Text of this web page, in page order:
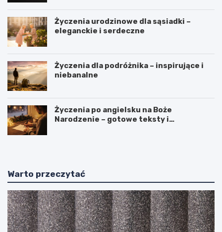
Życzenia urodzinowe dla sąsiadki –
eleganckie i serdeczne
Życzenia dla podróżnika – inspirujące i
niebanalne
Życzenia po angielsku na Boże
Narodzenie – gotowe teksty i
Warto przeczytać